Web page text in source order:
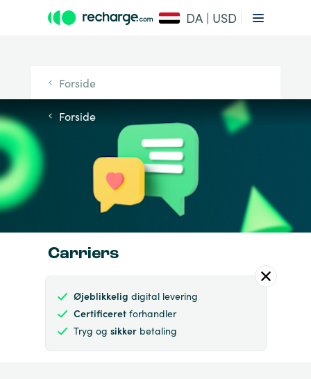
DA | USD
Forside
Forside
Carriers
Øjeblikkelig digital levering
Certificeretforhandler
Tryg og sikkerbetaling